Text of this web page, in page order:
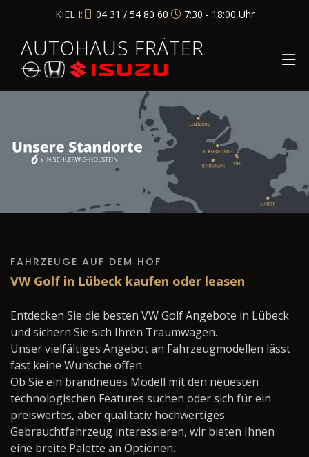
KIEL I: 04 31 / 54 80 60 7:30 - 18:00 Uhr
AUTOHAUS FRÄTER
FAHRZEUGE AUF DEM HOF
VW Golf in Lübeck kaufen oder leasen
Entdecken Sie die besten VW Golf Angebote in Lübeck
und sichern Sie sich Ihren Traumwagen.
Unser vielfältiges Angebot an Fahrzeugmodellen lässt
fast keine Wünsche offen.
Ob Sie ein brandneues Modell mit den neuesten
technologischen Features suchen oder sich für ein
preiswertes, aber qualitativ hochwertiges
Gebrauchtfahrzeug interessieren, wir bieten Ihnen
eine breite Palette an Optionen.